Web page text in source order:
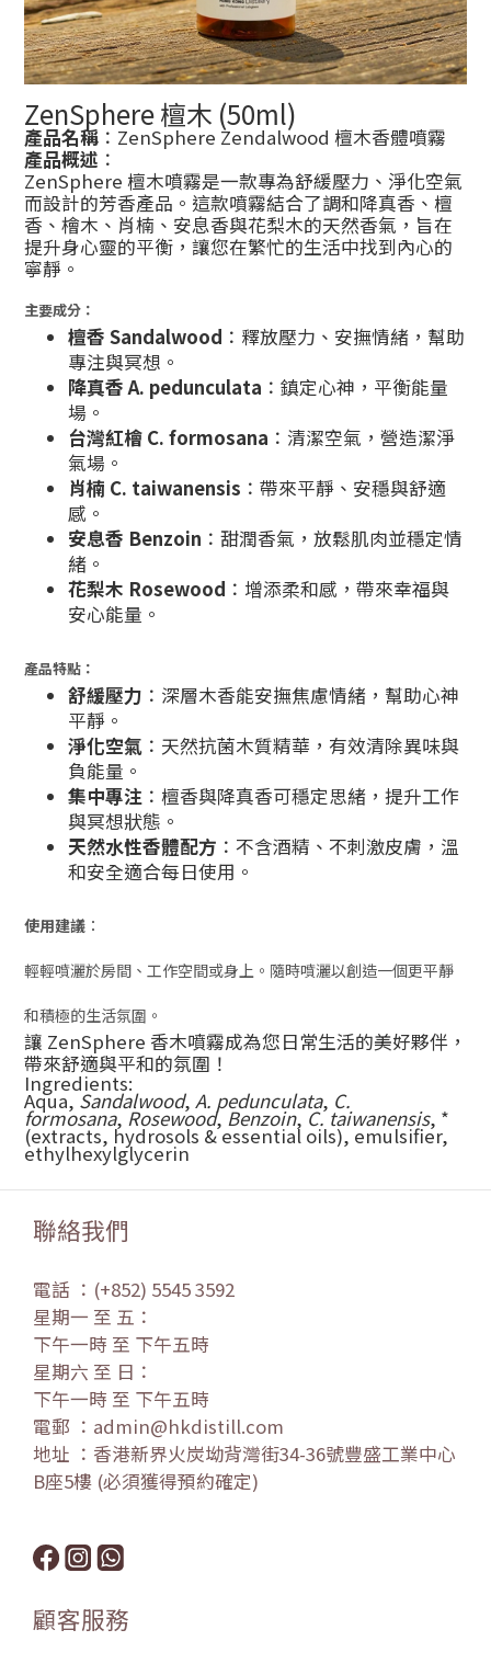
ZenSphere 檀木 (50ml)
產品名稱 ：ZenSphere Zendalwood 檀木香體噴霧
產品概述 ：
ZenSphere 檀木噴霧是一款專為舒緩壓力、淨化空氣
而設計的芳香產品。這款噴霧結合了調和降真香、檀
香、檜木、肖楠、安息香與花梨木的天然香氣，旨在
提升身心靈的平衡，讓您在繁忙的生活中找到內心的
寧靜。
主要成分：
檀香 Sandalwood ：釋放壓力、安撫情緒，幫助
專注與冥想。
降真香 A. pedunculata ：鎮定心神，平衡能量
場。
台灣紅檜 C. formosana ：清潔空氣，營造潔淨
氣場。
肖楠 C. taiwanensis ：帶來平靜、安穩與舒適
感。
安息香 Benzoin ：甜潤香氣，放鬆肌肉並穩定情
緒。
花梨木 Rosewood ：增添柔和感，帶來幸福與
安心能量。
產品特點：
舒緩壓力 ：深層木香能安撫焦慮情緒，幫助心神
平靜。
淨化空氣 ：天然抗菌木質精華，有效清除異味與
負能量。
集中專注 ：檀香與降真香可穩定思緒，提升工作
與冥想狀態。
天然水性香體配方 ：不含酒精、不刺激皮膚，溫
和安全適合每日使用。
使用建議 ：
輕輕噴灑於房間、工作空間或身上。隨時噴灑以創造一個更平靜
和積極的生活氛圍。
讓 ZenSphere 香木噴霧成為您日常生活的美好夥伴，
帶來舒適與平和的氛圍！
Ingredients:
Aqua, Sandalwood, A. pedunculata, C.
formosana,Rosewood, Benzoin, C. taiwanensis, *
(extracts, hydrosols & essential oils), emulsifier,
ethylhexylglycerin
聯絡我們
電話 ：(+852) 5545 3592
星期一 至 五：
下午一時 至 下午五時
星期六 至 日：
下午一時 至 下午五時
電郵 ：admin@hkdistill.com
地址 ：香港新界火炭坳背灣街34-36號豐盛工業中心
B座5樓 (必須獲得預約確定)
顧客服務